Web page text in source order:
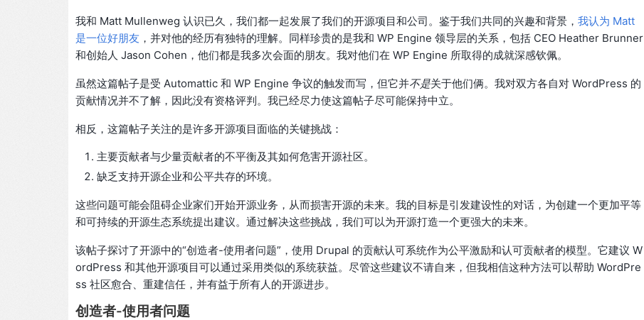
我和 Matt Mullenweg 认识已久，我们都一起发展了我们的开源项目和公司。鉴于我们共同的兴趣和背景， 我认为 Matt
是一位好朋友 ，并对他的经历有独特的理解。同样珍贵的是我和 WP Engine 领导层的关系，包括 CEO Heather Brunner
和创始人 Jason Cohen，他们都是我多次会面的朋友。我对他们在 WP Engine 所取得的成就深感钦佩。
虽然这篇帖子是受 Automattic 和 WP Engine 争议的触发而写，但它并不是关于他们俩。我对双方各自对 WordPress 的
贡献情况并不了解，因此没有资格评判。我已经尽力使这篇帖子尽可能保持中立。
相反，这篇帖子关注的是许多开源项目面临的关键挑战：
主要贡献者与少量贡献者的不平衡及其如何危害开源社区。
缺乏支持开源企业和公平共存的环境。
这些问题可能会阻碍企业家们开始开源业务，从而损害开源的未来。我的目标是引发建设性的对话，为创建一个更加平等
和可持续的开源生态系统提出建议。通过解决这些挑战，我们可以为开源打造一个更强大的未来。
该帖子探讨了开源中的“创造者-使用者问题”，使用 Drupal 的贡献认可系统作为公平激励和认可贡献者的模型。它建议 W
ordPress 和其他开源项目可以通过采用类似的系统获益。尽管这些建议不请自来，但我相信这种方法可以帮助 WordPre
ss 社区愈合、重建信任，并有益于所有人的开源进步。
创造者-使用者问题